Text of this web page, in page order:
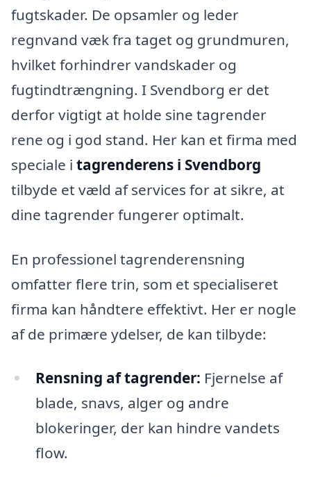
fugtskader. De opsamler og leder
regnvand væk fra taget og grundmuren,
hvilket forhindrer vandskader og
fugtindtrængning. I Svendborg er det
derfor vigtigt at holde sine tagrender
rene og i god stand. Her kan et firma med
speciale i tagrenderens i Svendborg
tilbyde et væld af services for at sikre, at
dine tagrender fungerer optimalt.
En professionel tagrenderensning
omfatter flere trin, som et specialiseret
firma kan håndtere effektivt. Her er nogle
af de primære ydelser, de kan tilbyde:
Rensning af tagrender: Fjernelse af
blade, snavs, alger og andre
blokeringer, der kan hindre vandets
flow.